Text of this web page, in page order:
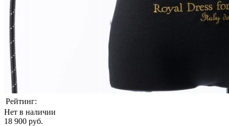
Рейтинг:
Нет в наличии
18 900 руб.